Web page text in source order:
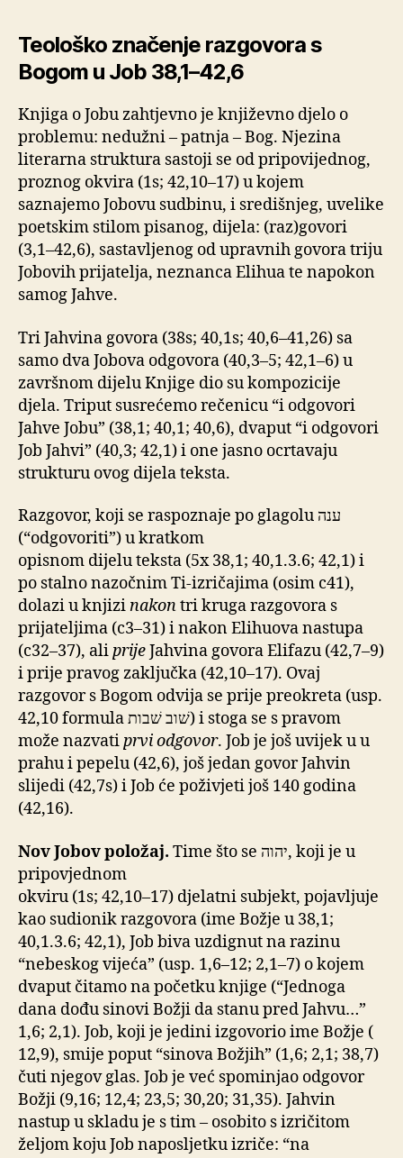
Teološko značenje razgovora s
Bogom u Job 38,1–42,6
Knjiga o Jobu zahtjevno je književno djelo o
problemu: nedužni – patnja – Bog. Njezina
literarna struktura sastoji se od pripovijednog,
proznog okvira (1s; 42,10–17) u kojem
saznajemo Jobovu sudbinu, i središnjeg, uvelike
poetskim stilom pisanog, dijela: (raz)govori
(3,1–42,6), sastavljenog od upravnih govora triju
Jobovih prijatelja, neznanca Elihua te napokon
samog Jahve.
Tri Jahvina govora (38s; 40,1s; 40,6–41,26) sa
samo dva Jobova odgovora (40,3–5; 42,1–6) u
završnom dijelu Knjige dio su kompozicije
djela. Triput susrećemo rečenicu “i odgovori
Jahve Jobu” (38,1; 40,1; 40,6), dvaput “i odgovori
Job Jahvi” (40,3; 42,1) i one jasno ocrtavaju
strukturu ovog dijela teksta.
Razgovor, koji se raspoznaje po glagolu ענה
(“odgovoriti”) u kratkom
opisnom dijelu teksta (5x 38,1; 40,1.3.6; 42,1) i
po stalno nazočnim Ti-izričajima (osim c41),
dolazi u knjizinakontri kruga razgovora s
prijateljima (c3–31) i nakon Elihuova nastupa
(c32–37), aliprijeJahvina govora Elifazu (42,7–9)
i prije pravog zaključka (42,10–17). Ovaj
razgovor s Bogom odvija se prije preokreta (usp.
42,10 formula שׁוב שׁבות) i stoga se s pravom
može nazvatiprvi odgovor. Job je još uvijek u u
prahu i pepelu (42,6), još jedan govor Jahvin
slijedi (42,7s) i Job će poživjeti još 140 godina
(42,16).
Nov Jobov položaj. Time što se יהוה, koji je u
pripovjednom
okviru (1s; 42,10–17) djelatni subjekt, pojavljuje
kao sudionik razgovora (ime Božje u 38,1;
40,1.3.6; 42,1), Job biva uzdignut na razinu
“nebeskog vijeća” (usp. 1,6–12; 2,1–7) o kojem
dvaput čitamo na početku knjige (“Jednoga
dana dođu sinovi Božji da stanu pred Jahvu…”
1,6; 2,1). Job, koji je jedini izgovorio ime Božje (
12,9), smije poput “sinova Božjih” (1,6; 2,1; 38,7)
čuti njegov glas. Job je već spominjao odgovor
Božji (9,16; 12,4; 23,5; 30,20; 31,35). Jahvin
nastup u skladu je s tim – osobito s izričitom
željom koju Job naposljetku izriče: “na